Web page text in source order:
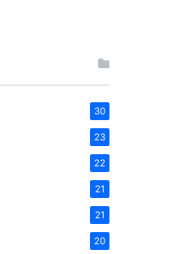
30
23
22
21
21
20